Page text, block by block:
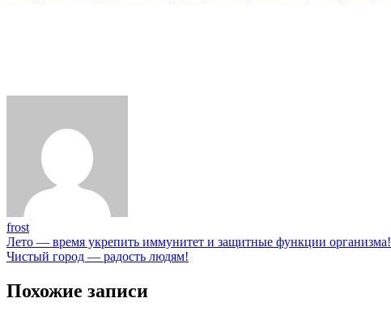
frost
Навигация
по
записям
Лето — время укрепить иммунитет и защитные функции организма!
Чистый город — радость людям!
Похожие записи